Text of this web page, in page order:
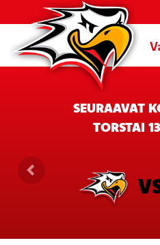
SEURAAVAT
TORSTAI